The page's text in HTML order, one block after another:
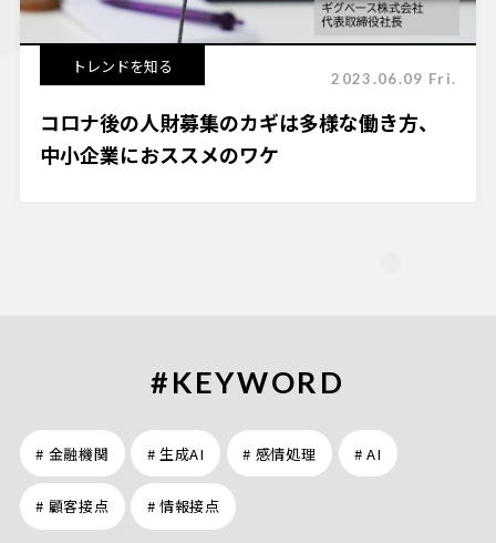
トレンドを知る
2023.06.09 Fri.
コロナ後の人財募集のカギは多様な働き方、
中小企業におススメのワケ
#KEYWORD
# 金融機関 # 生成AI # 感情処理 # AI
# 顧客接点 # 情報接点